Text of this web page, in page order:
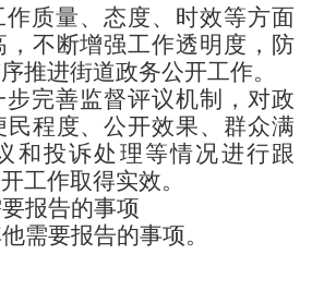
作质量、态度、时效等方面
不断增强工作透明度，防
推进街道政务公开工作。
步完善监督评议机制，对政
程度、公开效果、群众满
和投诉处理等情况进行跟
工作取得实效。
报告的事项
需要报告的事项。